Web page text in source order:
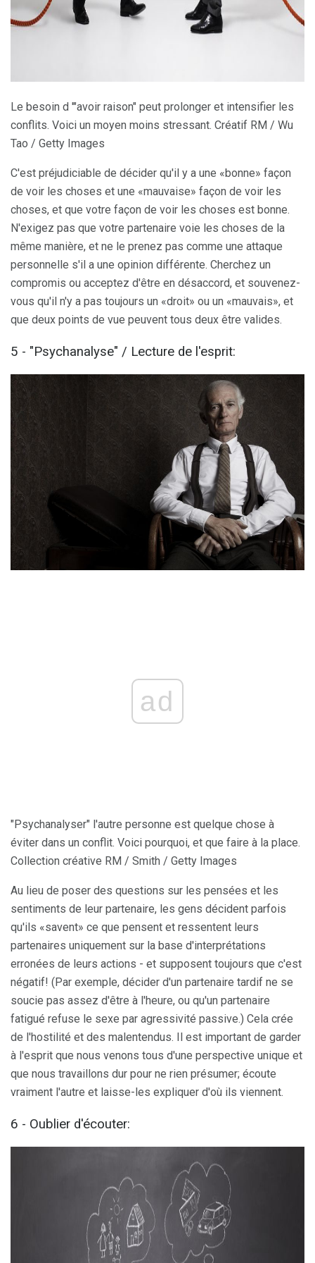
Le besoin d '"avoir raison" peut prolonger et intensifier les
conflits. Voici un moyen moins stressant. Créatif RM / Wu
Tao / Getty Images
C'est préjudiciable de décider qu'il y a une «bonne» façon
de voir les choses et une «mauvaise» façon de voir les
choses, et que votre façon de voir les choses est bonne.
N'exigez pas que votre partenaire voie les choses de la
même manière, et ne le prenez pas comme une attaque
personnelle s'il a une opinion différente. Cherchez un
compromis ou acceptez d'être en désaccord, et souvenez-
vous qu'il n'y a pas toujours un «droit» ou un «mauvais», et
que deux points de vue peuvent tous deux être valides.
5 - "Psychanalyse" / Lecture de l'esprit:
ad
"Psychanalyser" l'autre personne est quelque chose à
éviter dans un conflit. Voici pourquoi, et que faire à la place.
Collection créative RM / Smith / Getty Images
Au lieu de poser des questions sur les pensées et les
sentiments de leur partenaire, les gens décident parfois
qu'ils «savent» ce que pensent et ressentent leurs
partenaires uniquement sur la base d'interprétations
erronées de leurs actions - et supposent toujours que c'est
négatif! (Par exemple, décider d'un partenaire tardif ne se
soucie pas assez d'être à l'heure, ou qu'un partenaire
fatigué refuse le sexe par agressivité passive.) Cela crée
de l'hostilité et des malentendus. Il est important de garder
à l'esprit que nous venons tous d'une perspective unique et
que nous travaillons dur pour ne rien présumer; écoute
vraiment l'autre et laisse-les expliquer d'où ils viennent.
6 - Oublier d'écouter: